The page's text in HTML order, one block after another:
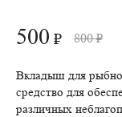
500 ₽ 800₽
Вкладыш для
средство для
различных